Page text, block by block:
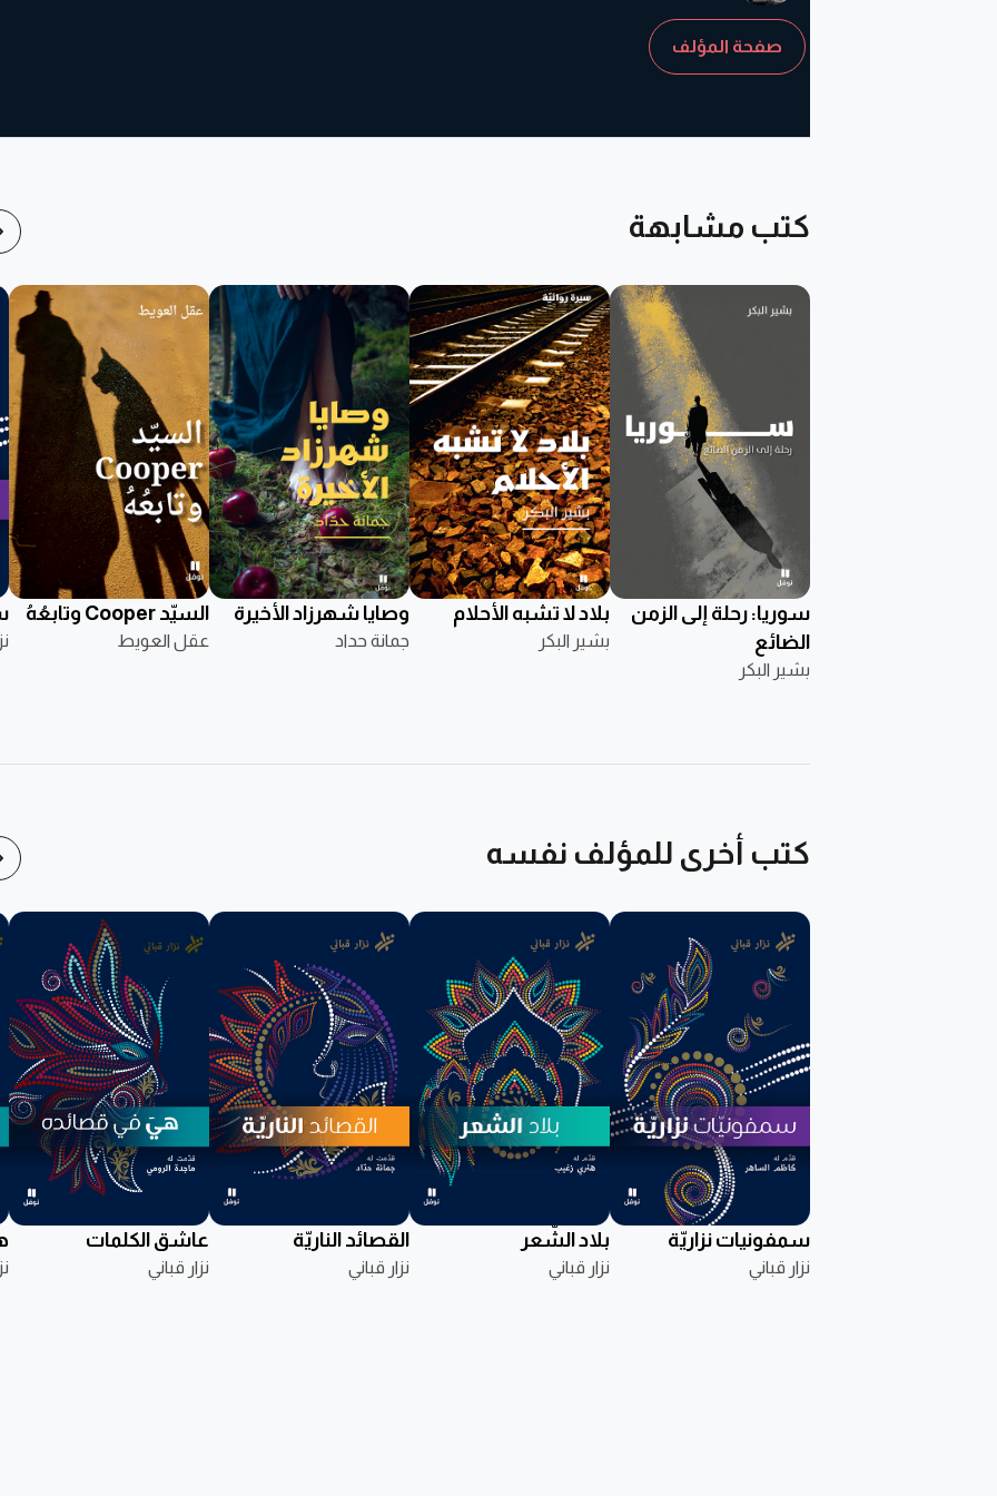
صفحة المؤلف
كتب مشابهة
سوريا: رحلة إلى الزمن
الضائع
بشير البكر
بلاد لا تشبه الأحلام
بشير البكر
وصايا شهرزاد الأخيرة
جمانة حداد
السيّد Cooper وتابعُهُ
عقل العويط
كتب أخرى للمؤلف نفسه
سمفونيات نزاريّة
نزار قباني
بلاد الشّعر
نزار قباني
القصائد الناريّة
نزار قباني
عاشق الكلمات
نزار قباني